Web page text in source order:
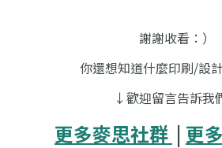
謝謝收看：）
你還想知道什麼印刷/設
↓歡迎留言告訴我
更多麥思社群 | 更